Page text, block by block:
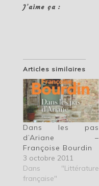
J’aime ça :
Articles similaires
Dans les pas
d’Ariane –
Françoise Bourdin
3 octobre 2011
Dans "Littérature
française"